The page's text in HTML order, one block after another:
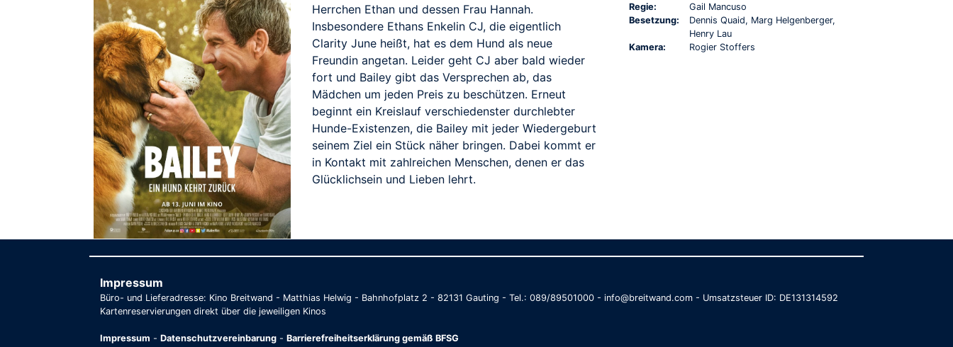
Herrchen Ethan und dessen Frau Hannah.
Insbesondere Ethans Enkelin CJ, die eigentlich
Clarity June heißt, hat es dem Hund als neue
Freundin angetan. Leider geht CJ aber bald wieder
fort und Bailey gibt das Versprechen ab, das
Mädchen um jeden Preis zu beschützen. Erneut
beginnt ein Kreislauf verschiedenster durchlebter
Hunde-Existenzen, die Bailey mit jeder Wiedergeburt
seinem Ziel ein Stück näher bringen. Dabei kommt er
in Kontakt mit zahlreichen Menschen, denen er das
Glücklichsein und Lieben lehrt.
Regie:
Gail Mancuso
Besetzung:
Dennis Quaid, Marg Helgenberger,
Henry Lau
Kamera:
Rogier Stoffers
Impressum
Büro- und Lieferadresse: Kino Breitwand - Matthias Helwig - Bahnhofplatz 2 - 82131 Gauting - Tel.: 089/89501000 - info@breitwand.com - Umsatzsteuer ID: DE131314592
Kartenreservierungen direkt über die jeweiligen Kinos
Impressum - Datenschutzvereinbarung - Barrierefreiheitserklärung gemäß BFSG